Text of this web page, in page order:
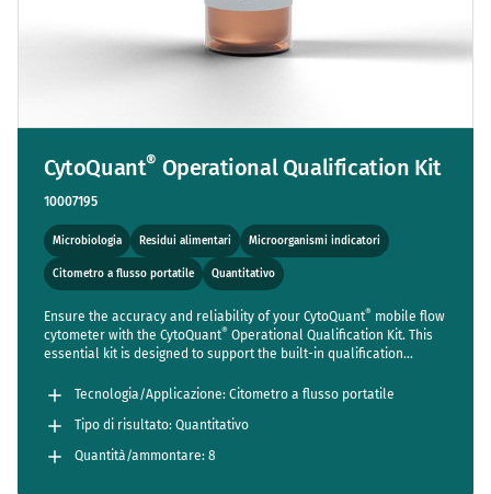
CytoQuant® Operational Qualification Kit
10007195
Microbiologia Residui alimentari Microorganismi indicatori
Citometro a flusso portatile Quantitativo
Ensure the accuracy and reliability of your CytoQuant® mobile flow
cytometer with the CytoQuant® Operational Qualification Kit. This
essential kit is designed to support the built-in qualification
verifying device calibration and performance through the
device with a CountCellTM by adjusting pump speed. Each time a
CountCell
is replaced, an operational qualification is required to
maintain device integrity. The kit includes vials of CytoQuant
Tecnologia/Applicazione: Citometro a flusso portatile
Tipo di risultato: Quantitativo
Quantità/ammontare: 8